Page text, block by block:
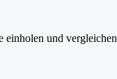
einholen und vergleichen